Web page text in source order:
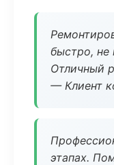
быстро, не
Отличный
— Клиент
этапах.